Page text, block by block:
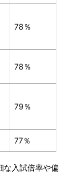
78％
78％
79％
77％
な入試倍率や偏